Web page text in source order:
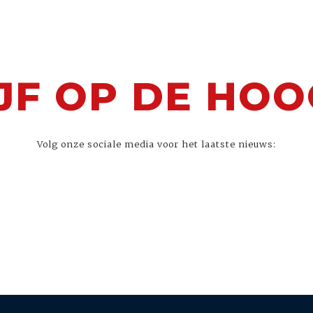
OP DE
Volg onze sociale media voor het laatste nieuws: